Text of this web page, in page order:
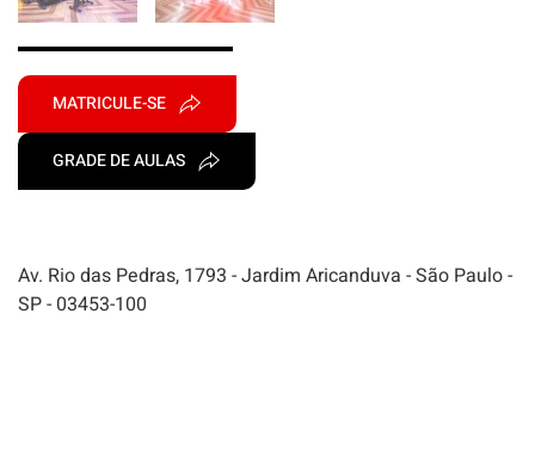
MATRICULE-SE
GRADE DE AULAS
Av. Rio das Pedras, 1793 - Jardim Aricanduva - São Paulo -
SP - 03453-100